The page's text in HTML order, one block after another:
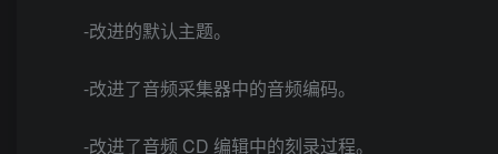
-改进的默认主题。
-改进了音频采集器中的音频编码。
-改进了音频 CD 编辑中的刻录过程。